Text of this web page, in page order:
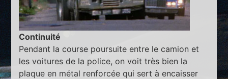
Continuité
Pendant la course poursuite entre le camion et
les voitures de la police, on voit très bien la
plaque en métal renforcée qui sert à encaisser